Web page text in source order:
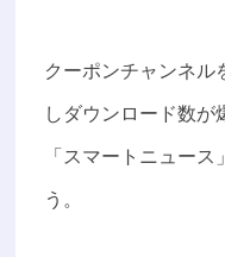
クーポンチャンネル
しダウンロード数
「スマートニュー
う。